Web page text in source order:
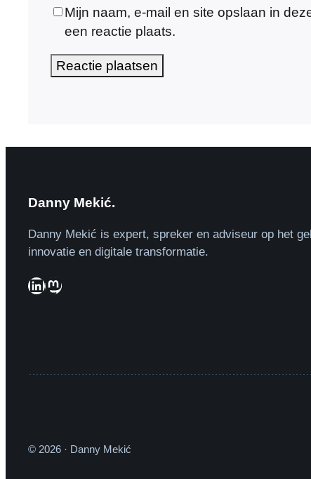
Mijn naam, e-mail en site opslaan in
een reactie plaats.
Danny Mekić.
Danny Mekić is expert, spreker en adviseur op het
innovatie en digitale transformatie.
LinkedIn Mastodon
© 2026 · Danny Mekić